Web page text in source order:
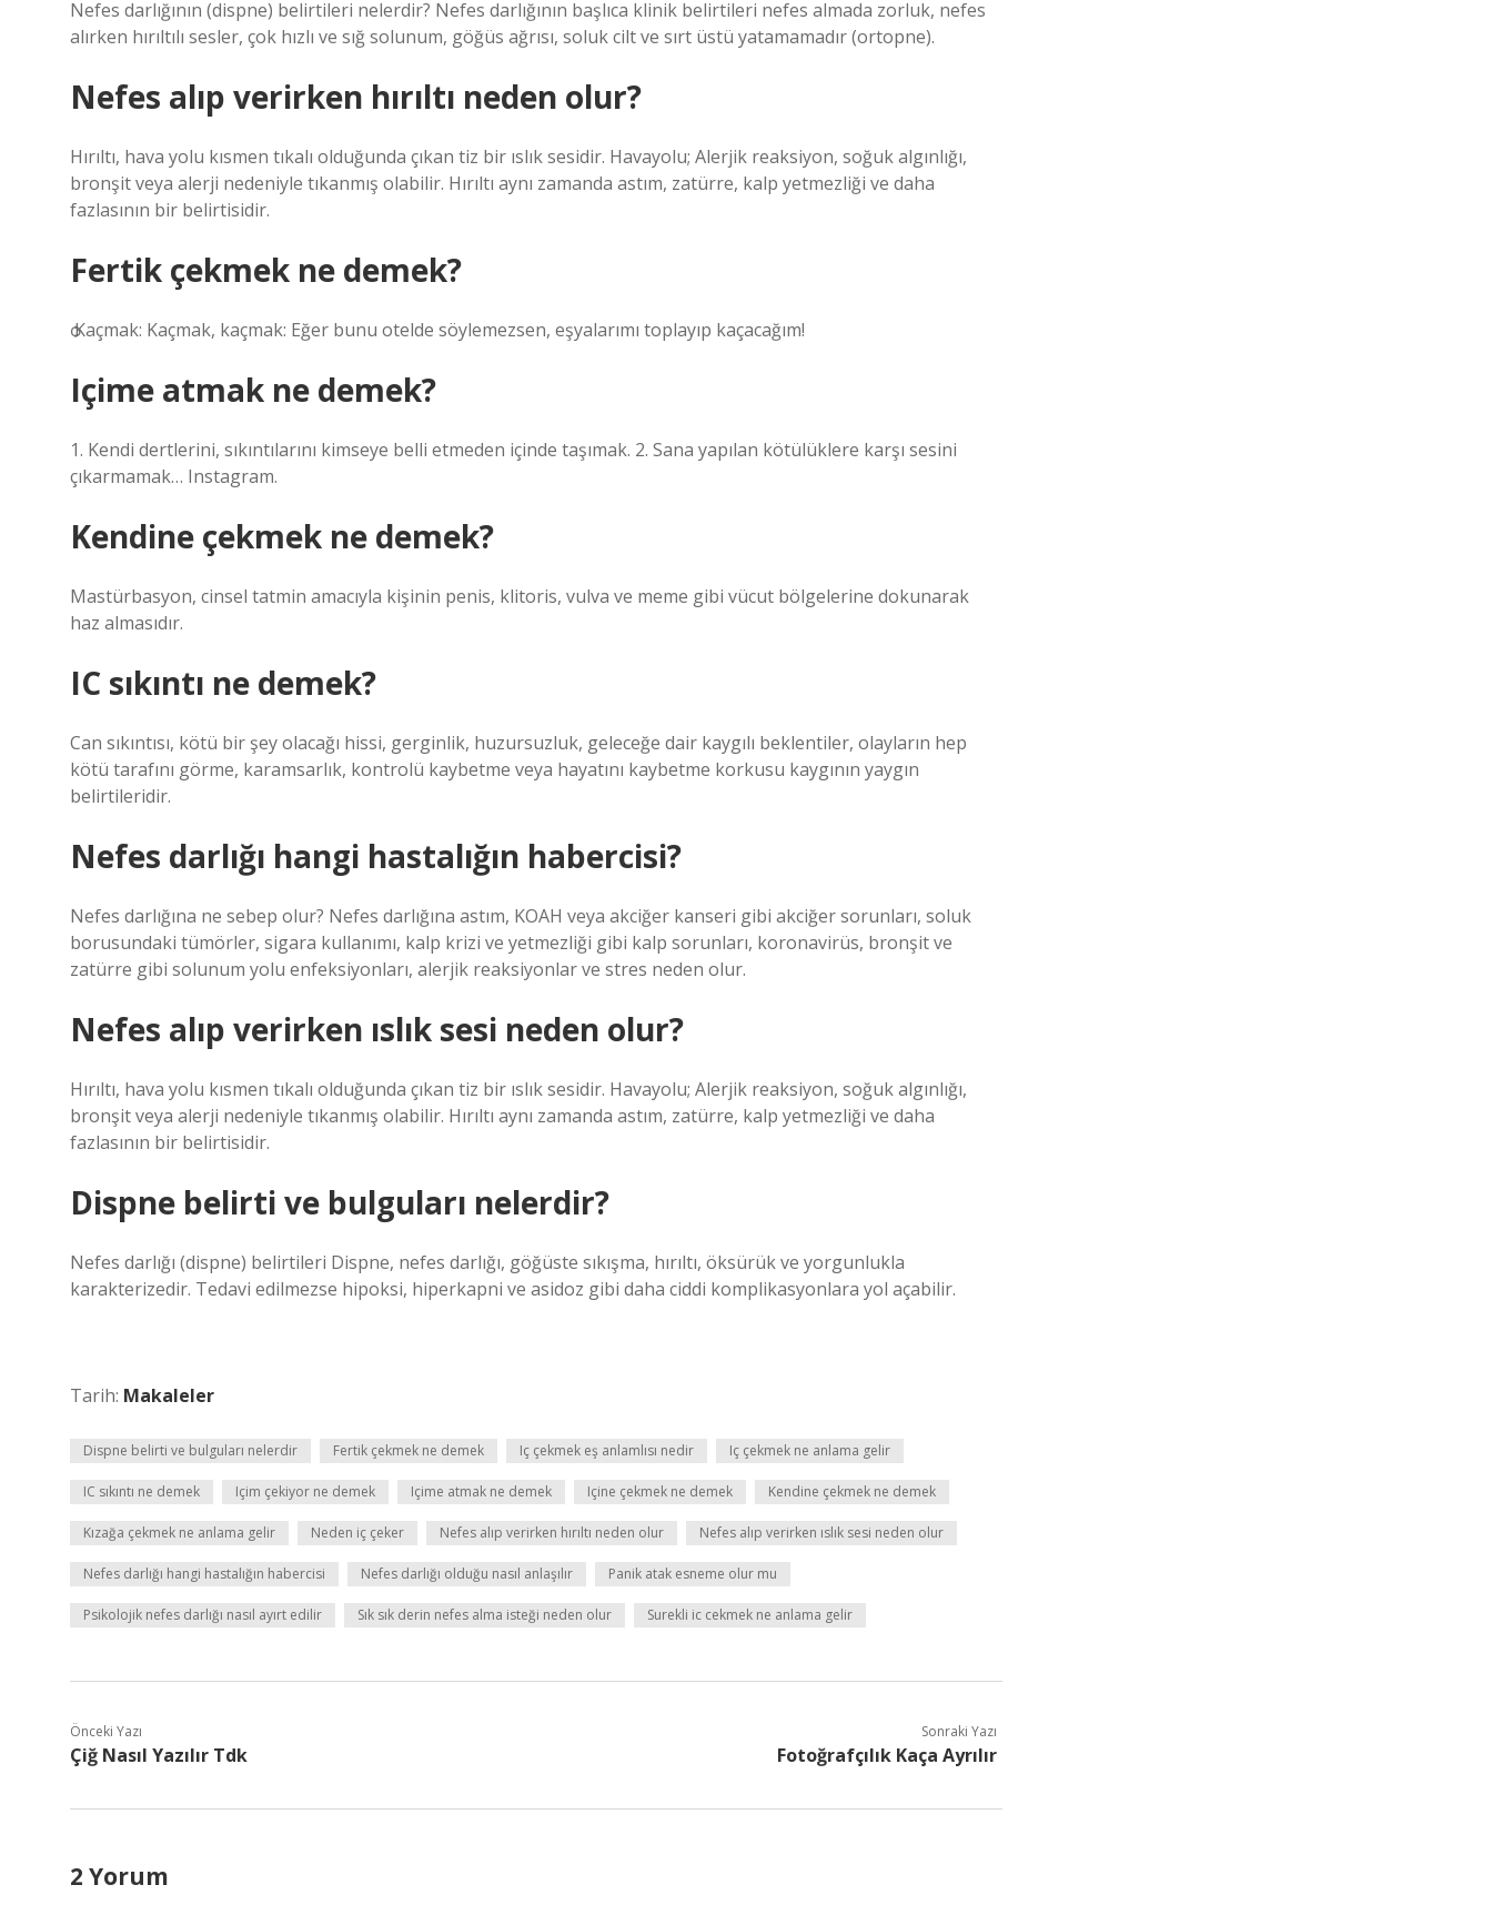
Nefes darlığının (dispne) belirtileri nelerdir? Nefes darlığının başlıca klinik belirtileri nefes almada zorluk, nefes
alırken hırıltılı sesler, çok hızlı ve sığ solunum, göğüs ağrısı, soluk cilt ve sırt üstü yatamamadır (ortopne).
Nefes alıp verirken hırıltı neden olur?
Hırıltı, hava yolu kısmen tıkalı olduğunda çıkan tiz bir ıslık sesidir. Havayolu; Alerjik reaksiyon, soğuk algınlığı,
bronşit veya alerji nedeniyle tıkanmış olabilir. Hırıltı aynı zamanda astım, zatürre, kalp yetmezliği ve daha
fazlasının bir belirtisidir.
Fertik çekmek ne demek?
ѻ Kaçmak: Kaçmak, kaçmak: Eğer bunu otelde söylemezsen, eşyalarımı toplayıp kaçacağım!
Içime atmak ne demek?
1. Kendi dertlerini, sıkıntılarını kimseye belli etmeden içinde taşımak. 2. Sana yapılan kötülüklere karşı sesini
çıkarmamak… Instagram.
Kendine çekmek ne demek?
Mastürbasyon, cinsel tatmin amacıyla kişinin penis, klitoris, vulva ve meme gibi vücut bölgelerine dokunarak
haz almasıdır.
IC sıkıntı ne demek?
Can sıkıntısı, kötü bir şey olacağı hissi, gerginlik, huzursuzluk, geleceğe dair kaygılı beklentiler, olayların hep
kötü tarafını görme, karamsarlık, kontrolü kaybetme veya hayatını kaybetme korkusu kaygının yaygın
belirtileridir.
Nefes darlığı hangi hastalığın habercisi?
Nefes darlığına ne sebep olur? Nefes darlığına astım, KOAH veya akciğer kanseri gibi akciğer sorunları, soluk
borusundaki tümörler, sigara kullanımı, kalp krizi ve yetmezliği gibi kalp sorunları, koronavirüs, bronşit ve
zatürre gibi solunum yolu enfeksiyonları, alerjik reaksiyonlar ve stres neden olur.
Nefes alıp verirken ıslık sesi neden olur?
Hırıltı, hava yolu kısmen tıkalı olduğunda çıkan tiz bir ıslık sesidir. Havayolu; Alerjik reaksiyon, soğuk algınlığı,
bronşit veya alerji nedeniyle tıkanmış olabilir. Hırıltı aynı zamanda astım, zatürre, kalp yetmezliği ve daha
fazlasının bir belirtisidir.
Dispne belirti ve bulguları nelerdir?
Nefes darlığı (dispne) belirtileri Dispne, nefes darlığı, göğüste sıkışma, hırıltı, öksürük ve yorgunlukla
karakterizedir. Tedavi edilmezse hipoksi, hiperkapni ve asidoz gibi daha ciddi komplikasyonlara yol açabilir.
Tarih: Makaleler
Dispne belirti ve bulguları nelerdir Fertik çekmek ne demek Iç çekmek eş anlamlısı nedir Iç çekmek ne anlama gelir
IC sıkıntı ne demek Içim çekiyor ne demek Içime atmak ne demek Içine çekmek ne demek Kendine çekmek ne demek
Kızağa çekmek ne anlama gelir Neden iç çeker Nefes alıp verirken hırıltı neden olur Nefes alıp verirken ıslık sesi neden olur
Nefes darlığı hangi hastalığın habercisi Nefes darlığı olduğu nasıl anlaşılır Panik atak esneme olur mu
Psikolojik nefes darlığı nasıl ayırt edilir Sık sık derin nefes alma isteği neden olur Surekli ic cekmek ne anlama gelir
Önceki Yazı
Çiğ Nasıl Yazılır Tdk
Sonraki Yazı
Fotoğrafçılık Kaça Ayrılır
2 Yorum